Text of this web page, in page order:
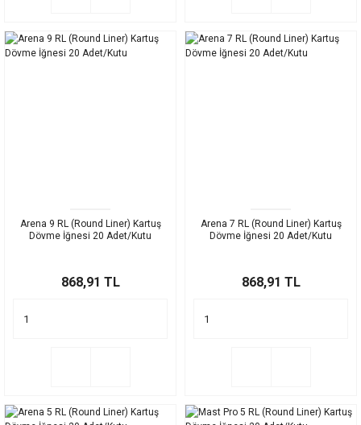
Arena 9 RL (Round Liner) Kartuş
Dövme İğnesi 20 Adet/Kutu
868,91 TL
Arena 7 RL (Round Liner) Kartuş
Dövme İğnesi 20 Adet/Kutu
868,91 TL